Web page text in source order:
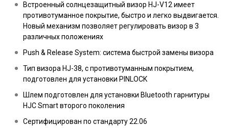
Встроенный солнцезащитный визор HJ-V12 имеет
противотуманное покрытие, быстро и легко выдвигается.
Новый механизм позволяет регулировать визор в 3
различных положениях
Push & Release System: система быстрой замены визора
Тип визора HJ-38, с противотуманным покрытием,
подготовлен для установки PINLOCK
Шлем подготовлен для установки Bluetooth гарнитуры
HJC Smart второго поколения
Сертифицирован по стандарту 22.06